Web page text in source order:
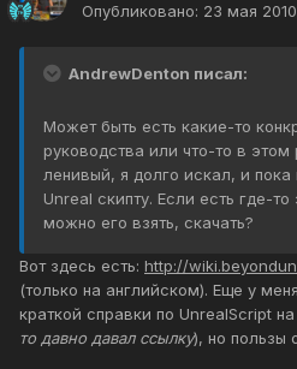
Опубликовано: 23 мая 2010
AndrewDenton писал:
Может быть есть какие-то
руководства или что-то в этом
ленивый, я долго искал, и
Unreal скипту. Если есть где-
можно его взять, скачать?
Вот здесь есть: http://
(только на английском). Еще у
краткой справки по UnrealScript
то давно давал ссылку), но пользы